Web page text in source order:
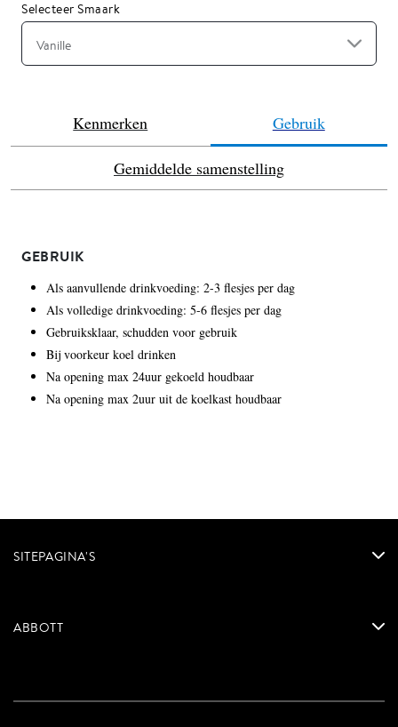
Selecteer Smaark
Vanille
Kenmerken Gebruik
Gemiddelde samenstelling
GEBRUIK
Als aanvullende drinkvoeding: 2-3 flesjes per dag
Als volledige drinkvoeding: 5-6 flesjes per dag
Gebruiksklaar, schudden voor gebruik
Bij voorkeur koel drinken
Na opening max 24uur gekoeld houdbaar
Na opening max 2uur uit de koelkast houdbaar
SITEPAGINA'S
ABBOTT